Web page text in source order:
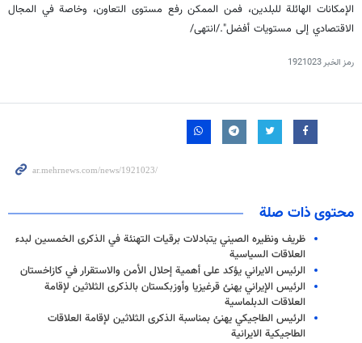
الإمكانات الهائلة للبلدين، فمن الممكن رفع مستوى التعاون، وخاصة في المجال
الاقتصادي إلى مستويات أفضل"./انتهى/
رمز الخبر1921023
محتوى ذات صلة
ظريف ونظيره الصيني يتبادلات برقيات التهنئة في الذكرى الخمسين لبدء
العلاقات السياسية
الرئيس الايراني يؤكد على أهمية إحلال الأمن والاستقرار في كازاخستان
الرئيس الإيراني يهنئ قرغيزيا وأوزبكستان بالذكرى الثلاثين لإقامة
العلاقات الدبلماسية
الرئيس الطاجيكي يهنئ بمناسبة الذكرى الثلاثين لإقامة العلاقات
الطاجيكية الايرانية